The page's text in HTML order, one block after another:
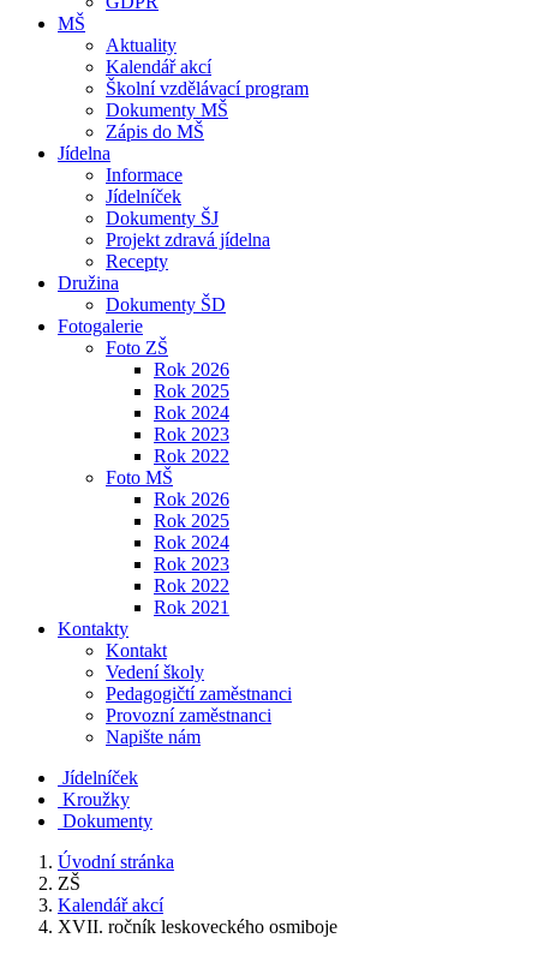
MŠ
Aktuality
Kalendář akcí
Školní vzdělávací program
Dokumenty MŠ
Zápis do MŠ
Jídelna
Informace
Jídelníček
Dokumenty ŠJ
Projekt zdravá jídelna
Recepty
Družina
Dokumenty ŠD
Fotogalerie
Foto ZŠ
Rok 2026
Rok 2025
Rok 2024
Rok 2023
Rok 2022
Foto MŠ
Rok 2026
Rok 2025
Rok 2024
Rok 2023
Rok 2022
Rok 2021
Kontakty
Kontakt
Vedení školy
Pedagogičtí zaměstnanci
Provozní zaměstnanci
Napište nám
Jídelníček
Kroužky
Dokumenty
Úvodní stránka
ZŠ
Kalendář akcí
XVII. ročník leskoveckého osmiboje